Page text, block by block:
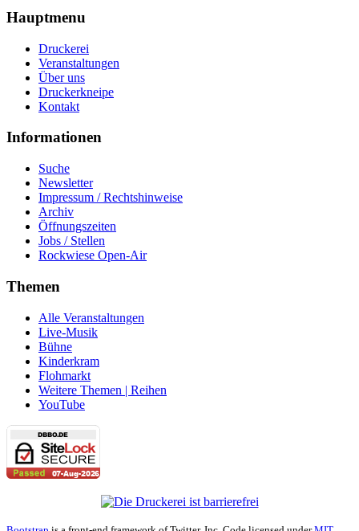
Hauptmenu
Druckerei
Veranstaltungen
Über uns
Druckerkneipe
Kontakt
Informationen
Suche
Newsletter
Impressum / Rechtshinweise
Archiv
Öffnungszeiten
Jobs / Stellen
Rockwiese Open-Air
Themen
Alle Veranstaltungen
Live-Musik
Bühne
Kinderkram
Flohmarkt
Weitere Themen | Reihen
YouTube